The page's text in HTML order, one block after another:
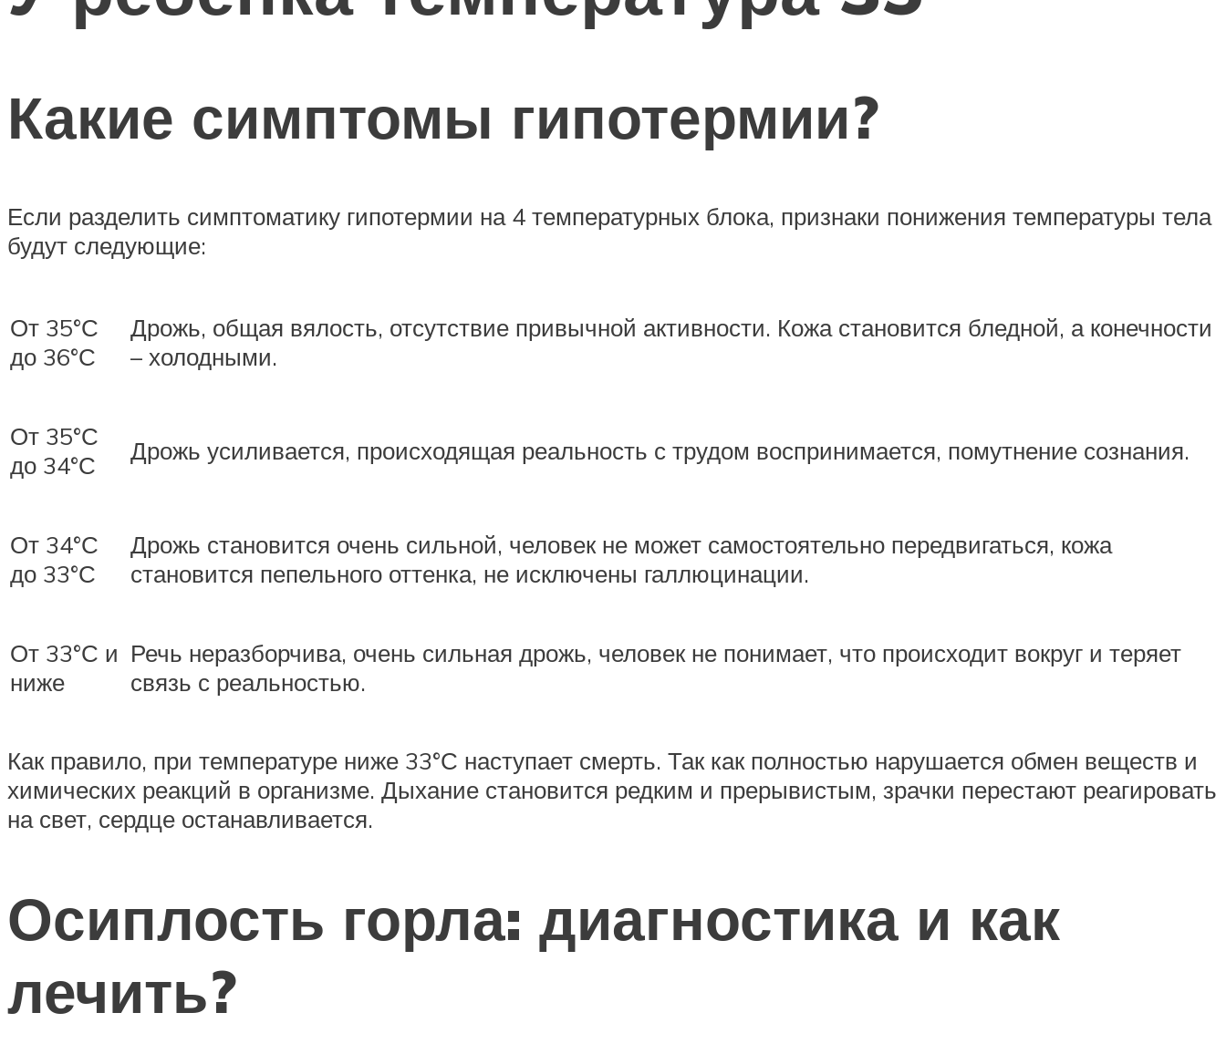
Какие симптомы гипотермии?
Если разделить симптоматику гипотермии на 4 температурных блока, признаки понижения температуры тела
будут следующие:
От 35°С
до 36°С
Дрожь, общая вялость, отсутствие привычной активности. Кожа становится бледной, а конечности
– холодными.
От 35°С
до 34°С
Дрожь усиливается, происходящая реальность с трудом воспринимается, помутнение сознания.
От 34°С
до 33°С
Дрожь становится очень сильной, человек не может самостоятельно передвигаться, кожа
становится пепельного оттенка, не исключены галлюцинации.
От 33°С и
ниже
Речь неразборчива, очень сильная дрожь, человек не понимает, что происходит вокруг и теряет
связь с реальностью.
Как правило, при температуре ниже 33°С наступает смерть. Так как полностью нарушается обмен веществ и
химических реакций в организме. Дыхание становится редким и прерывистым, зрачки перестают реагировать
на свет, сердце останавливается.
Осиплость горла: диагностика и как
лечить?